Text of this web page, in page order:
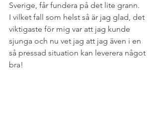
Sverige, får fundera på det lite grann.
I vilket fall som helst så är jag glad, det
viktigaste för mig var att jag kunde
sjunga och nu vet jag att jag även i en
så pressad situation kan leverera något
bra!